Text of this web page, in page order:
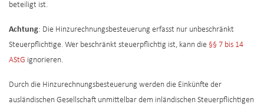
beteiligt ist.
Achtung: Die Hinzurechnungsbesteuerung erfasst nur unbeschränkt
Steuerpflichtige. Wer beschränkt steuerpflichtig ist, kann die §§ 7 bis 14
AStG ignorieren.
Durch die Hinzurechnungsbesteuerung werden die Einkünfte der
ausländischen Gesellschaft unmittelbar dem inländischen Steuerpflichtigen